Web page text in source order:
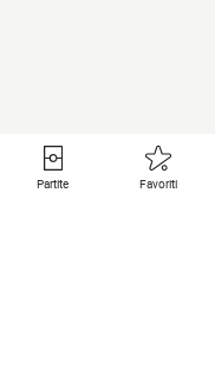
Partite Favoriti